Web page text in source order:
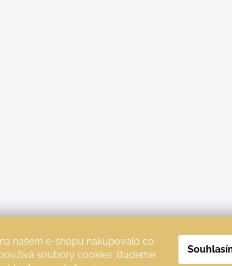
našem e-shopu nakupovalo co
soubory cookies. Budeme